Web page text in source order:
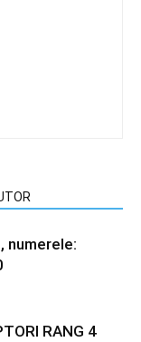
numerele:
RANG 4